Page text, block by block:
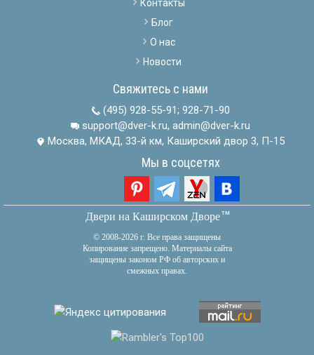
Контакты
Блог
О нас
Новости
Свяжитесь с нами
(495) 928-55-91; 928-71-90
support@dver-k.ru, admin@dver-k.ru
Москва, МКАД, 33-й км, Каширский двор 3, П-15
Мы в соцсетях
Двери на Каширском Дворетм
© 2008-2026 г. Все права защищены
Копирование запрещено. Материалы сайта
защищены законом РФ об авторских и
смежных правах.